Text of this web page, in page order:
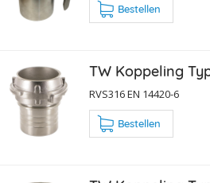
Bestellen
TW Koppeling
RVS316 EN 14420-6
Bestellen